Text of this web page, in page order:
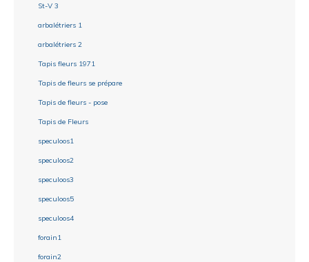
St-V 3
arbalétriers 1
arbalétriers 2
Tapis fleurs 1971
Tapis de fleurs se prépare
Tapis de fleurs - pose
Tapis de Fleurs
speculoos1
speculoos2
speculoos3
speculoos5
speculoos4
forain1
forain2